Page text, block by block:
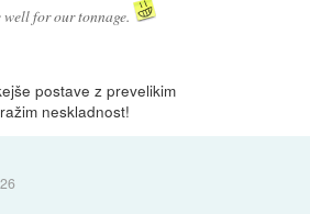
well for our tonnage.
postave z prevelikim
neskladnost!